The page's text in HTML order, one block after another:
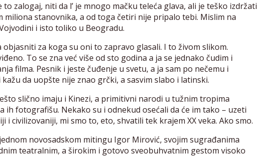
to zalogaj, niti da l’ je mnogo mačku teleća glava, ali je teško izdržati
miliona stanovnika, a od toga četiri nije pripalo tebi. Mislim na
i isto toliko u Beogradu.
za koga su oni to zapravo glasali. I to živom slikom.
To se zna već više od sto godina a ja se jednako čudim i
filma. Pesnik i jeste čuđenje u svetu, a ja sam po nečemu i
da uopšte nije znao grčki, a sasvim slabo i latinski.
slično imaju i Kinezi, a primitivni narodi u tužnim tropima
ih fotografišu. Nekako su i odnekud osećali da će im tako – uzeti
i civilizovaniji, mi smo to, eto, shvatili tek krajem XX veka. Ako smo.
novosadskom mitingu Igor Mirović, svojim sugrađanima
teatralnim, a širokim i gotovo sveobuhvatnim gestom visoko